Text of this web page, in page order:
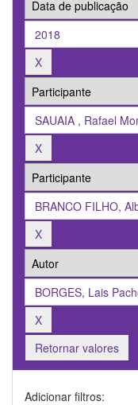
Retornar valores
Adicionar filtros: